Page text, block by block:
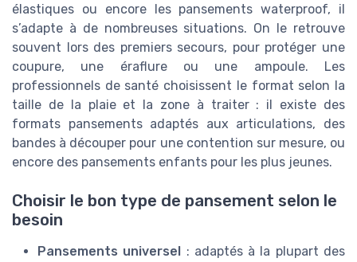
élastiques ou encore les pansements waterproof, il
s’adapte à de nombreuses situations. On le retrouve
souvent lors des premiers secours, pour protéger une
coupure, une éraflure ou une ampoule. Les
professionnels de santé choisissent le format selon la
taille de la plaie et la zone à traiter : il existe des
formats pansements adaptés aux articulations, des
bandes à découper pour une contention sur mesure, ou
encore des pansements enfants pour les plus jeunes.
Choisir le bon type de pansement selon le
besoin
Pansements universel
: adaptés à la plupart des